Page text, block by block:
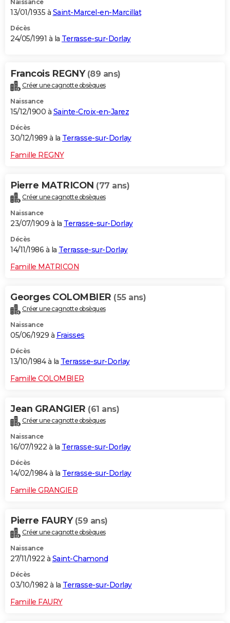
Naissance
13/01/1935 à Saint-Marcel-en-Marcillat
Décès
24/05/1991 à la Terrasse-sur-Dorlay
Francois REGNY (89 ans)
Créer une cagnotte obsèques
Naissance
15/12/1900 à Sainte-Croix-en-Jarez
Décès
30/12/1989 à la Terrasse-sur-Dorlay
Famille REGNY
Pierre MATRICON (77 ans)
Créer une cagnotte obsèques
Naissance
23/07/1909 à la Terrasse-sur-Dorlay
Décès
14/11/1986 à la Terrasse-sur-Dorlay
Famille MATRICON
Georges COLOMBIER (55 ans)
Créer une cagnotte obsèques
Naissance
05/06/1929 à Fraisses
Décès
13/10/1984 à la Terrasse-sur-Dorlay
Famille COLOMBIER
Jean GRANGIER (61 ans)
Créer une cagnotte obsèques
Naissance
16/07/1922 à la Terrasse-sur-Dorlay
Décès
14/02/1984 à la Terrasse-sur-Dorlay
Famille GRANGIER
Pierre FAURY (59 ans)
Créer une cagnotte obsèques
Naissance
27/11/1922 à Saint-Chamond
Décès
03/10/1982 à la Terrasse-sur-Dorlay
Famille FAURY